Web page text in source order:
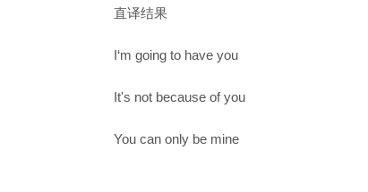
直译结果
I‘m going to have you
It's not because of you
You can only be mine